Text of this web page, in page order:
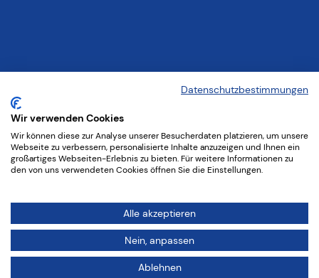
Datenschutzbestimmungen
Wir verwenden Cookies
Wir können diese zur Analyse unserer Besucherdaten platzieren, um unsere
Webseite zu verbessern, personalisierte Inhalte anzuzeigen und Ihnen ein
großartiges Webseiten-Erlebnis zu bieten. Für weitere Informationen zu
den von uns verwendeten Cookies öffnen Sie die Einstellungen.
Alle akzeptieren
Nein, anpassen
Ablehnen